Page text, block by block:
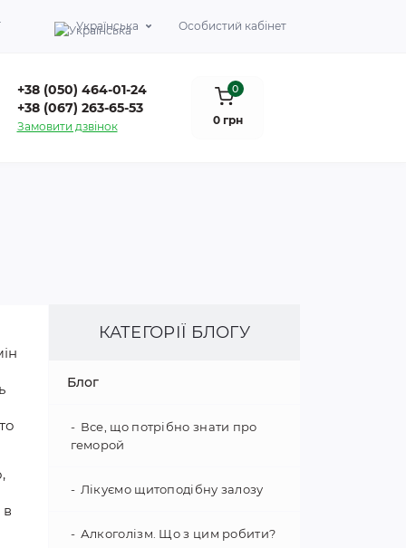
Українська Особистий кабінет
+38 (050) 464-01-24
+38 (067) 263-65-53
Замовити дзвінок
0
0 грн
в
КАТЕГОРІЇ БЛОГУ
Блог
Все, що потрібно знати про
геморой
Лікуємо щитоподібну залозу
Алкоголізм. Що з цим робити?